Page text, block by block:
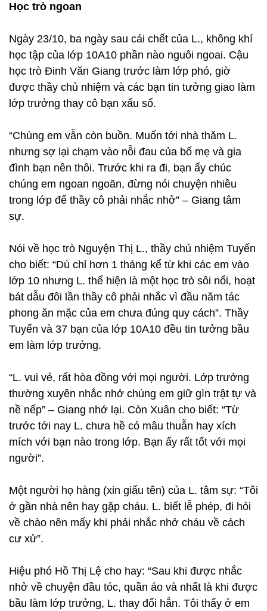
Học trò ngoan
Ngày 23/10, ba ngày sau cái chết của L., không khí
học tập của lớp 10A10 phần nào nguôi ngoai. Cậu
học trò Đinh Văn Giang trước làm lớp phó, giờ
được thầy chủ nhiệm và các bạn tin tưởng giao làm
lớp trưởng thay cô bạn xấu số.
“Chúng em vẫn còn buồn. Muốn tới nhà thăm L.
nhưng sợ lại chạm vào nỗi đau của bố mẹ và gia
đình bạn nên thôi. Trước khi ra đi, bạn ấy chúc
chúng em ngoan ngoãn, đừng nói chuyện nhiều
trong lớp để thầy cô phải nhắc nhở” – Giang tâm
sự.
Nói về học trò Nguyện Thị L., thầy chủ nhiệm Tuyến
cho biết: “Dù chỉ hơn 1 tháng kể từ khi các em vào
lớp 10 nhưng L. thể hiện là một học trò sôi nổi, hoạt
bát dẫu đôi lần thầy cô phải nhắc vì đầu năm tác
phong ăn mặc của em chưa đúng quy cách”. Thầy
Tuyến và 37 bạn của lớp 10A10 đều tin tưởng bầu
em làm lớp trưởng.
“L. vui vẻ, rất hòa đồng với mọi người. Lớp trưởng
thường xuyên nhắc nhở chúng em giữ gìn trật tự và
nề nếp” – Giang nhớ lại. Còn Xuân cho biết: “Từ
trước tới nay L. chưa hề có mâu thuẫn hay xích
mích với bạn nào trong lớp. Bạn ấy rất tốt với mọi
người”.
Một người họ hàng (xin giấu tên) của L. tâm sự: “Tôi
ở gần nhà nên hay gặp cháu. L. biết lễ phép, đi hỏi
về chào nên mấy khi phải nhắc nhở cháu về cách
cư xử”.
Hiệu phó Hồ Thị Lệ cho hay: “Sau khi được nhắc
nhở về chuyện đầu tóc, quần áo và nhất là khi được
bầu làm lớp trưởng, L. thay đổi hẳn. Tôi thấy ở em